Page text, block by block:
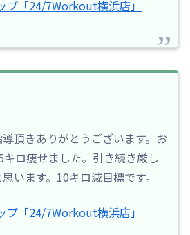
プ「24/7Workout横浜店」
頂きありがとうございます。お
ロ痩せました。引き続き厳し
います。10キロ減目標です。
プ「24/7Workout横浜店」